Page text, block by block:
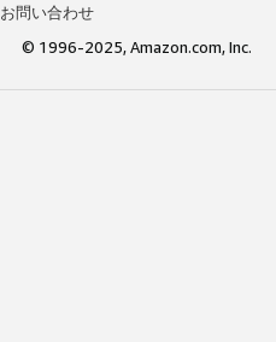
お問い合わせ
© 1996-2025, Amazon.com, Inc.